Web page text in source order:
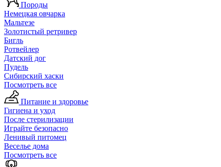
Породы
Немецкая овчарка
Мальтезе
Золотистый ретривер
Бигль
Ротвейлер
Датский дог
Пудель
Сибирский хаски
Посмотреть все
Питание и здоровье
Гигиена и уход
После стерилизации
Играйте безопасно
Ленивый питомец
Веселье дома
Посмотреть все